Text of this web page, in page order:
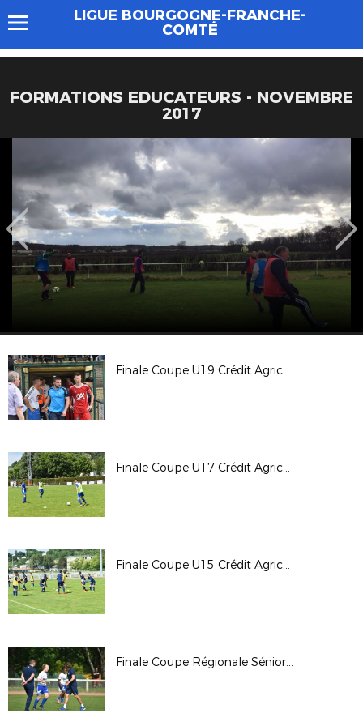
LIGUE BOURGOGNE-FRANCHE-
COMTÉ
FORMATIONS EDUCATEURS - NOVEMBRE
2017
Finale Coupe U19 Crédit Agricole 2017/2018
Finale Coupe U17 Crédit Agricole 2017/2018
Finale Coupe U15 Crédit Agricole 2017/2018
Finale Coupe Régionale Séniors F 2017/2018